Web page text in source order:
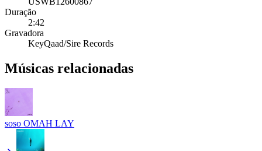
Duração
2:42
Gravadora
KeyQaad/Sire Records
Músicas relacionadas
soso OMAH LAY